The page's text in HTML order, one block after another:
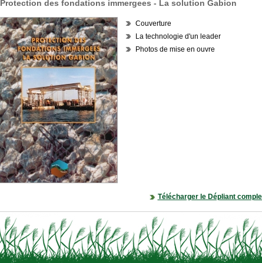
Protection des fondations immergees - La solution Gabion
Couverture
La technologie d'un leader
Photos de mise en ouvre
Télécharger le Dépliant